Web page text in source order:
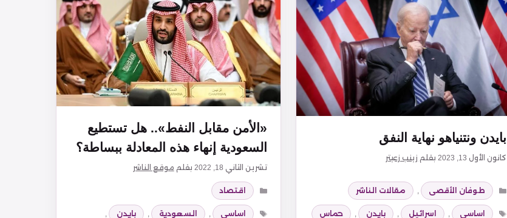
بايدن ونتنياهو نهاية النفق
كانون الأول 13, 2023 بقلم زينب زعيتر
التصنيفات
طوفان الأقصى ,
مقالات الناشر
الوسوم
اساسي , اسرائيل , بايدن , حماس
«الأمن مقابل النفط».. هل تستطيع
السعودية إنهاء هذه المعادلة ببساطة؟
تشرين الثاني 18, 2022 بقلم موقع الناشر
التصنيفات
اقتصاد
الوسوم
اساسي , السعودية , بايدن ,